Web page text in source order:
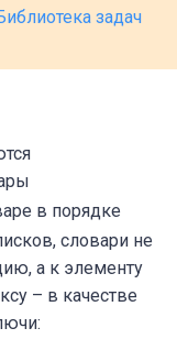
задач
в порядке
словари не
а к элементу
– в качестве